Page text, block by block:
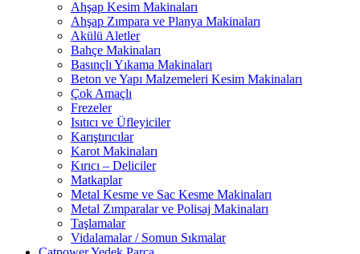
Ahşap Kesim Makinaları
Ahşap Zımpara ve Planya Makinaları
Akülü Aletler
Bahçe Makinaları
Basınçlı Yıkama Makinaları
Beton ve Yapı Malzemeleri Kesim Makinaları
Çok Amaçlı
Frezeler
Isıtıcı ve Üfleyiciler
Karıştırıcılar
Karot Makinaları
Kırıcı – Deliciler
Matkaplar
Metal Kesme ve Sac Kesme Makinaları
Metal Zımparalar ve Polisaj Makinaları
Taşlamalar
Vidalamalar / Somun Sıkmalar